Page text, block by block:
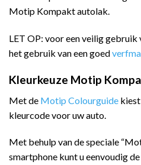
Motip Kompakt autolak.
LET OP: voor een veilig
het gebruik van een goed
Kleurkeuze Motip
Met de Motip Colourguide
kleurcode voor uw auto.
Met behulp van de speciale
smartphone kunt u eenvoudig